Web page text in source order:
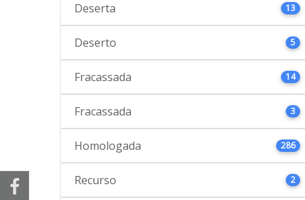
Deserta 13
Deserto 5
Fracassada 14
Fracassada 3
Homologada 286
Recurso 2